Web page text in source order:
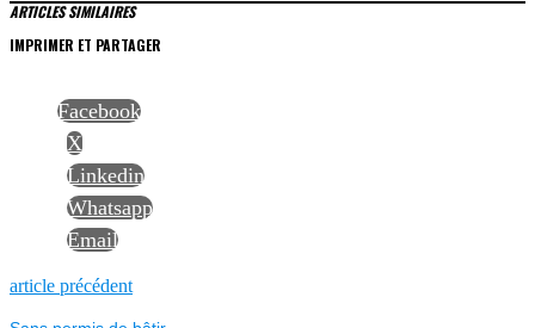
ARTICLES SIMILAIRES
IMPRIMER ET PARTAGER
Facebook
X
Linkedin
Whatsapp
Email
NAVIGATION
article précédentPrevious